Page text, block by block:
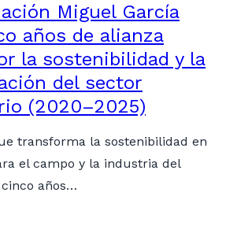
Miguel García
años de alianza
la sostenibilidad y la
del sector
(2020–2025)
transforma la sostenibilidad en
el campo y la industria del
años…